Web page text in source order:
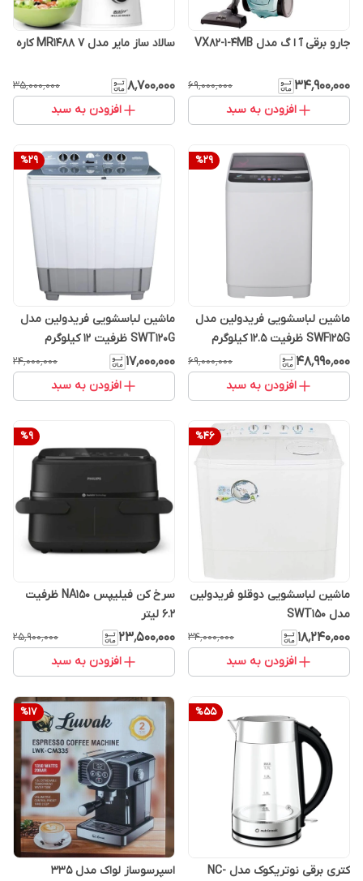
جارو برقی آ ا گ مدل VX82-1-4MB
۳۴٬۹۰۰٬۰۰۰ ۶۹٬۰۰۰٬۰۰۰
افزودن به سبد
سالاد ساز مایر مدل MR1488 ۷ کاره
۸٬۷۰۰٬۰۰۰ ۳۵٬۰۰۰٬۰۰۰
افزودن به سبد
%29
ماشین لباسشویی فریدولین مدل
SWF125G ظرفیت ۱۲.۵ کیلوگرم
۴۸٬۹۹۰٬۰۰۰ ۶۹٬۰۰۰٬۰۰۰
افزودن به سبد
%29
ماشین لباسشویی فریدولین مدل
SWT120G ظرفیت ۱۲ کیلوگرم
۱۷٬۰۰۰٬۰۰۰ ۲۴٬۰۰۰٬۰۰۰
افزودن به سبد
%46
ماشین لباسشویی دوقلو فریدولین
مدل SWT150
۱۸٬۲۴۰٬۰۰۰ ۳۴٬۰۰۰٬۰۰۰
افزودن به سبد
%9
سرخ کن فیلیپس NA150 ظرفیت
۶.۲ لیتر
۲۳٬۵۰۰٬۰۰۰ ۲۵٬۹۰۰٬۰۰۰
افزودن به سبد
%55
کتری برقی نوتریکوک مدل NC-
%17
اسپرسوساز لواک مدل 335